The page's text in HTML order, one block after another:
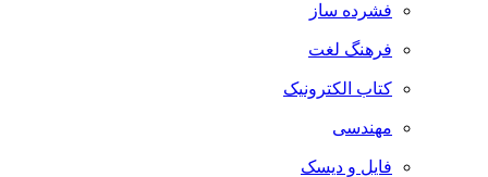
فشرده ساز
فرهنگ لغت
کتاب الکترونیک
مهندسی
فایل و دیسک